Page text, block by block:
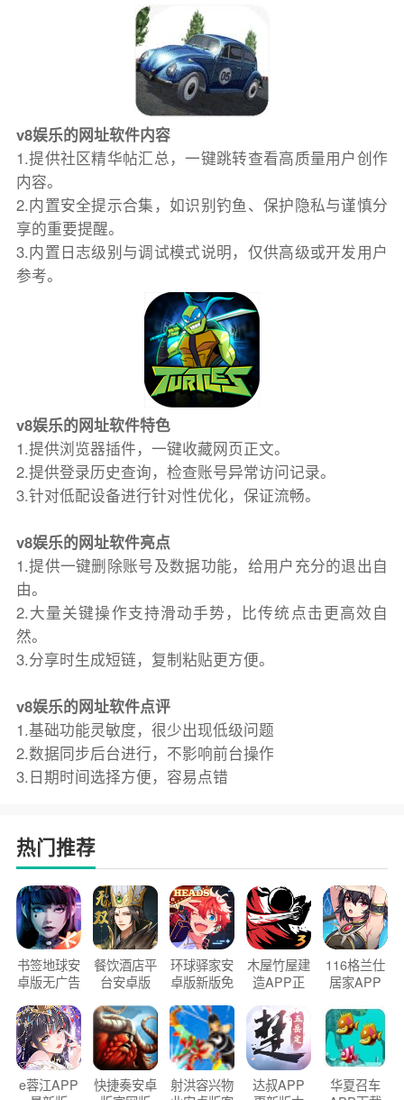
v8娱乐的网址软件内容
1.提供社区精华帖汇总，一键跳转查看高质量用户创作
内容。
2.内置安全提示合集，如识别钓鱼、保护隐私与谨慎分
享的重要提醒。
3.内置日志级别与调试模式说明，仅供高级或开发用户
参考。
v8娱乐的网址软件特色
1.提供浏览器插件，一键收藏网页正文。
2.提供登录历史查询，检查账号异常访问记录。
3.针对低配设备进行针对性优化，保证流畅。
v8娱乐的网址软件亮点
1.提供一键删除账号及数据功能，给用户充分的退出自
由。
2.大量关键操作支持滑动手势，比传统点击更高效自
然。
3.分享时生成短链，复制粘贴更方便。
v8娱乐的网址软件点评
1.基础功能灵敏度，很少出现低级问题
2.数据同步后台进行，不影响前台操作
3.日期时间选择方便，容易点错
热门推荐
书签地球安
卓版无广告
餐饮酒店平
台安卓版
环球驿家安
卓版新版免
木屋竹屋建
造APP正
116格兰仕
居家APP
e蓉江APP
快捷奏安卓
射洪容兴物
达叔APP
华夏召车